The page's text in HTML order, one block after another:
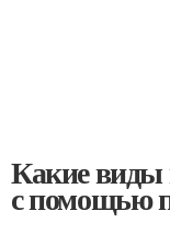
Какие виды
с помощью